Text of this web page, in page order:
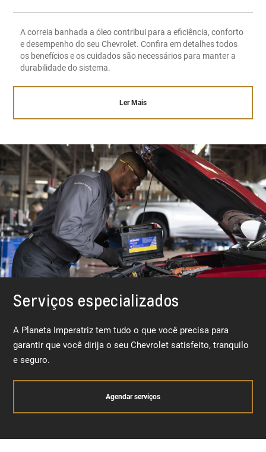
A correia banhada a óleo contribui para a eficiência, conforto
e desempenho do seu Chevrolet. Confira em detalhes todos
os benefícios e os cuidados são necessários para manter a
durabilidade do sistema.
Ler Mais
Serviços especializados
A Planeta Imperatriz tem tudo o que você precisa para
garantir que você dirija o seu Chevrolet satisfeito, tranquilo
e seguro.
Agendar serviços